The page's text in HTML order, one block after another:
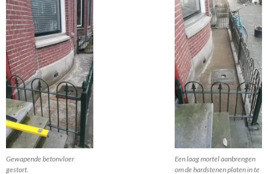
Gewapende betonvloer
gestort.
Een laag mortel aanbrengen
om de hardstenen platen in te